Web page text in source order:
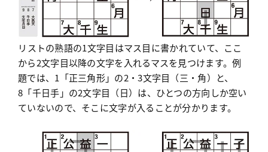
リストの熟語の1文字目はマス目に書かれていて、ここ
から2文字目以降の文字を入れるマスを見つけます。例
題では、1「正三角形」の2・3文字目（三・角）と、
8「千日手」の2文字目（日）は、ひとつの方向しか空い
ていないので、そこに文字が入ることが分かります。